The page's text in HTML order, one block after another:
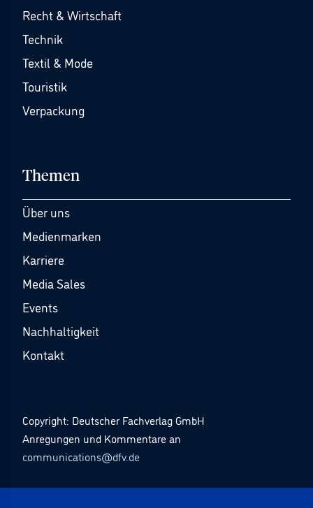
Recht & Wirtschaft
Technik
Textil & Mode
Touristik
Verpackung
Themen
Über uns
Medienmarken
Karriere
Media Sales
Events
Nachhaltigkeit
Kontakt
Copyright: Deutscher Fachverlag GmbH
Anregungen und Kommentare an
communications@dfv.de